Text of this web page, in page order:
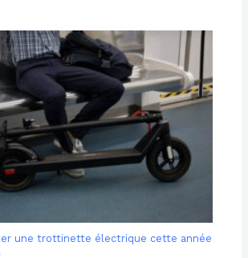
une trottinette électrique cette année